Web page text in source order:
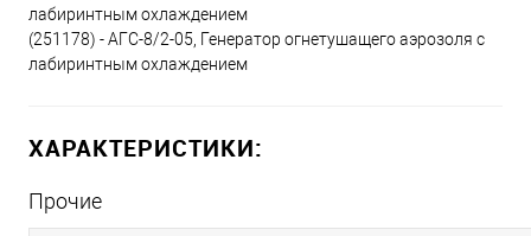
лабиринтным охлаждением
(251178) - АГС-8/2-05, Генератор огнетушащего аэрозоля с
лабиринтным охлаждением
ХАРАКТЕРИСТИКИ:
Прочие